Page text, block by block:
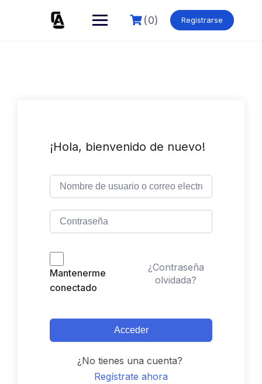
(0) Registrarse
¡Hola, bienvenido de nuevo!
Mantenerme
conectado
¿Contraseña
olvidada?
Acceder
¿No tienes una cuenta?
Regístrate ahora